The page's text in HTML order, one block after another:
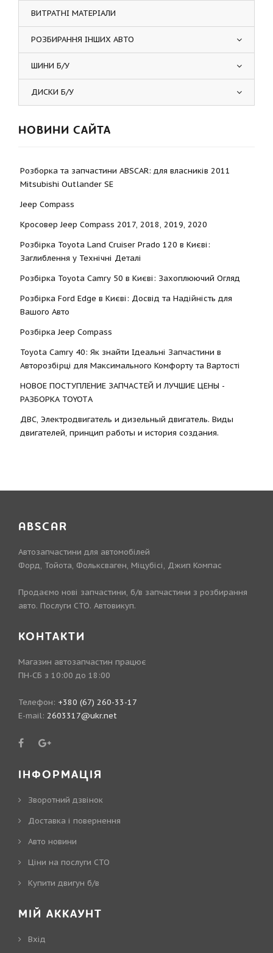
ВИТРАТНІ МАТЕРІАЛИ
РОЗБИРАННЯ ІНШИХ АВТО
ШИНИ Б/У
ДИСКИ Б/У
НОВИНИ САЙТА
Розборка та запчастини ABSCAR: для власників 2011
Mitsubishi Outlander SE
Jeep Compass
Кросовер Jeep Compass 2017, 2018, 2019, 2020
Розбірка Toyota Land Cruiser Prado 120 в Києві:
Заглиблення у Технічні Деталі
Розбірка Toyota Camry 50 в Києві: Захоплюючий Огляд
Розбірка Ford Edge в Києві: Досвід та Надійність для
Вашого Авто
Розбірка Jeep Compass
Toyota Camry 40: Як знайти Ідеальні Запчастини в
Авторозбірці для Максимального Комфорту та Вартості
НОВОЕ ПОСТУПЛЕНИЕ ЗАПЧАСТЕЙ И ЛУЧШИЕ ЦЕНЫ -
РАЗБОРКА TOYOTА
ДВС, Электродвигатель и дизельный двигатель. Виды
двигателей, принцип работы и история создания.
ABSCAR
Автозапчастини для автомобілей
Форд, Тойота, Фольксваген, Міцубісі, Джип Компас
Продаємо нові запчастини, б/в запчастини з розбирання
авто. Послуги СТО. Автовикуп.
КОНТАКТИ
Магазин автозапчастин працює
ПН-СБ з 10:00 до 18:00
Телефон: +380 (67) 260-33-17
E-mail: 2603317@ukr.net
ІНФОРМАЦІЯ
Зворотний дзвінок
Доставка і повернення
Авто новини
Ціни на послуги СТО
Купити двигун б/в
МІЙ АККАУНТ
Вхід